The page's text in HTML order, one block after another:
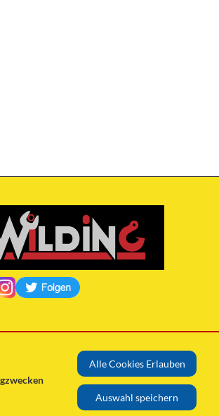
Alle Cookies Erlauben
Auswahl speichern